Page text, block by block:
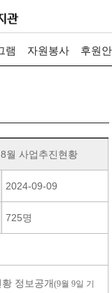
램 자원봉사 후원
월 사업추진현황
2024-09-09
725명
정보공개(9월9일 기